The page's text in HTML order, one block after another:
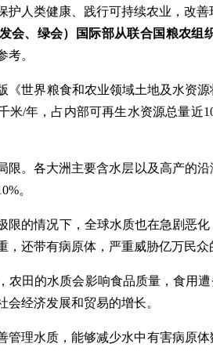
护人类健康、践行可持续农业，改
会、绿会）国际部从联合国粮农
考。
《世界粮食和农业领域土地及水资
米/年，占内部可再生水资源总量
限。各大洲主要含水层以及高产的
。
限的情况下，全球水质也在急剧恶
，还带有病原体，严重威胁亿万民众
农田的水质会影响食品质量，食用
会经济发展和贸易的增长。
管理水质，能够减少水中有害病原